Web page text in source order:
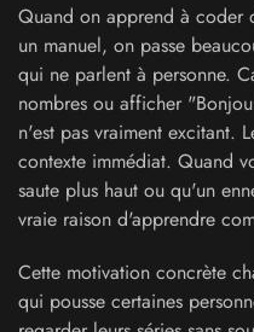
Quand on apprend à coder
un manuel, on passe
qui ne parlent à personne.
nombres ou afficher
n'est pas vraiment excitant.
contexte immédiat. Quand
saute plus haut ou qu'un
vraie raison d'apprendre
Cette motivation concrète
qui pousse certaines